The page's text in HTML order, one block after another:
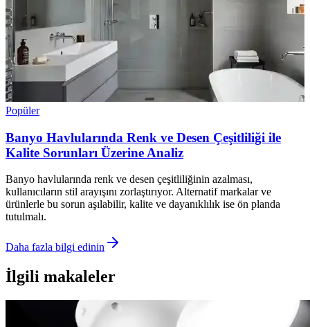
Popüler
Banyo Havlularında Renk ve Desen Çeşitliliği ile
Kalite Sorunları Üzerine Analiz
Banyo havlularında renk ve desen çeşitliliğinin azalması,
kullanıcıların stil arayışını zorlaştırıyor. Alternatif markalar ve
ürünlerle bu sorun aşılabilir, kalite ve dayanıklılık ise ön planda
tutulmalı.
Daha fazla bilgi edinin
İlgili makaleler